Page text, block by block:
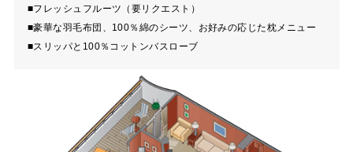
■フレッシュフルーツ（要リクエスト）
■豪華な羽毛布団、100％綿のシーツ、お好みの応じた枕メニュー
■スリッパと100％コットンバスローブ